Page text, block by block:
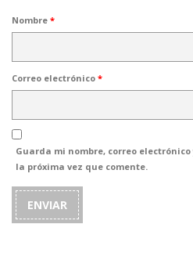
Nombre *
Correo electrónico *
Guarda mi nombre, correo
la próxima vez que comente.